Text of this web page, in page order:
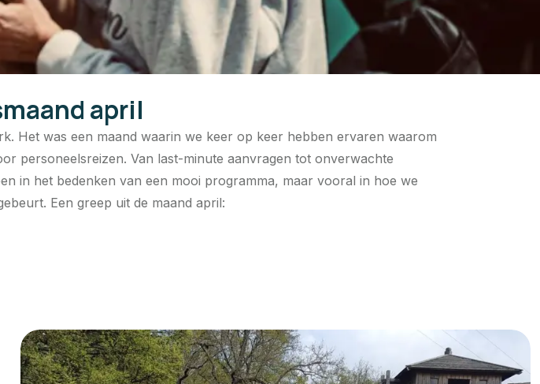
april
Het was een maand waarin we keer op keer hebben ervaren waarom
personeelsreizen. Van last-minute aanvragen tot onverwachte
in het bedenken van een mooi programma, maar vooral in hoe we
Een greep uit de maand april: